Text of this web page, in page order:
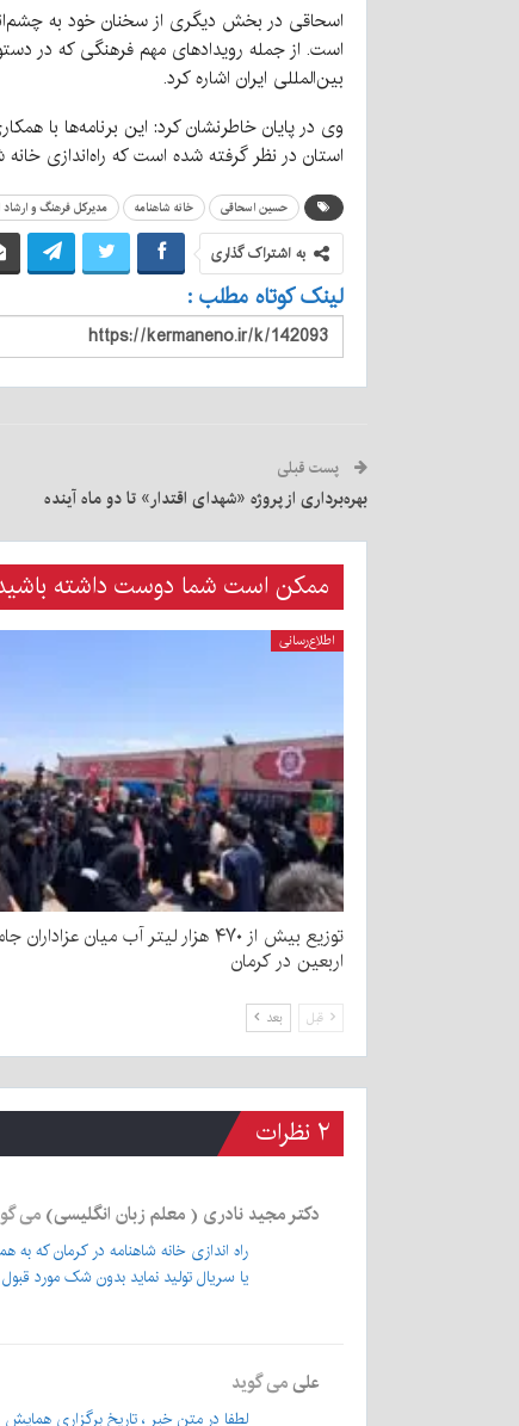
اسحاقی در بخش دیگری از سخنان خود به
است. از جمله رویدادهای مهم فرهنگی که در
بین‌المللی ایران اشاره کرد.
استان در نظر گرفته شده است که راه‌اندازی
حسین اسحاقی خانه شاهنامه مدیر‌کل فرهنگ و
به اشتراک گذاری
لینک کوتاه مطلب :
پست قبلی
بهره‌برداری از پروژه «شهدای اقتدار» تا دو ماه آینده
ممکن است شما دوست داشته
اطلاع‌رسانی
توزیع بیش از ۴۷۰ هزار لیتر آب میان عزاداران
اربعین در کرمان
قبل بعد
۲ نظرات
دکتر مجید نادری ( معلم زبان انگلیسی) می
راه اندازی خانه شاهنامه در کرمان که
یا سریال تولید نماید بدون شک مورد
علیمی گوید
لطفا در متن خبر ، تاریخ برگزاری